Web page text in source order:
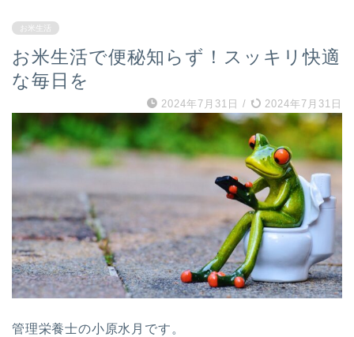
お米生活
お米生活で便秘知らず！スッキリ快適
な毎日を
2024年7月31日 / 2024年7月31日
管理栄養士の小原水月です。